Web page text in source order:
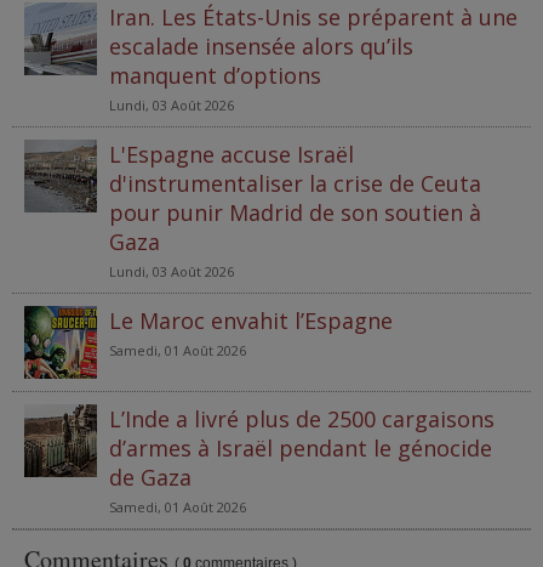
Iran. Les États-Unis se préparent à une
escalade insensée alors qu’ils
manquent d’options
Lundi, 03 Août 2026
L'Espagne accuse Israël
d'instrumentaliser la crise de Ceuta
pour punir Madrid de son soutien à
Gaza
Lundi, 03 Août 2026
Le Maroc envahit l’Espagne
Samedi, 01 Août 2026
L’Inde a livré plus de 2500 cargaisons
d’armes à Israël pendant le génocide
de Gaza
Samedi, 01 Août 2026
Commentaires ( 0 commentaires )